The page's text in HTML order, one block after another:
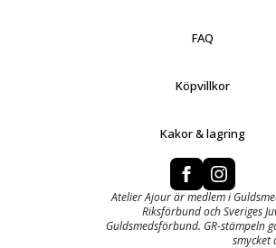
FAQ
Köpvillkor
Kakor & lagring
Atelier Ajour är medlem i
Riksförbund och Sveriges
Guldsmedsförbund. GR-stämpeln
smycket